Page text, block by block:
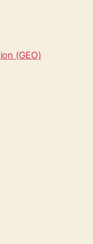
(GEO)